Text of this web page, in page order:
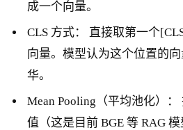
成一个向量。
CLS 方式： 直接取第一个
向量。模型认为这个位置的
华。
Mean Pooling（平均池化）
值（这是目前 BGE 等 RAG